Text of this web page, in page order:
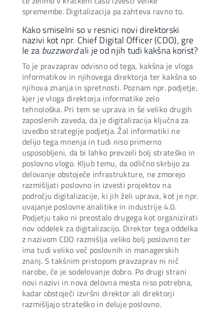
spremembe. Digitalizacija pa zahteva ravno to.
Kako smiselni so v resnici novi direktorski
nazivi kot npr. Chief Digital Officer (CDO), gre
le za buzzwordali je od njih tudi kakšna korist?
To je pravzaprav odvisno od tega, kakšna je vloga
informatikov in njihovega direktorja ter kakšna so
njihova znanja in spretnosti. Poznam npr. podjetje,
kjer je vloga direktorja informatike zelo
tehnološka. Pri tem se uprava in še veliko drugih
zaposlenih zaveda, da je digitalizacija ključna za
izvedbo strategije podjetja. Žal informatiki ne
delijo tega mnenja in tudi niso primerno
usposobljeni, da bi lahko prevzeli bolj strateško in
poslovno vlogo. Kljub temu, da odlično skrbijo za
delovanje obstoječe infrastrukture, ne zmorejo
razmišljati poslovno in izvesti projektov na
področju digitalizacije, ki jih želi uprava, kot je npr.
uvajanje poslovne analitike in industrije 4.0.
Podjetju tako ni preostalo drugega kot organizirati
nov oddelek za digitalizacijo. Direktor tega oddelka
z nazivom CDO razmišlja veliko bolj poslovno ter
ima tudi veliko več poslovnih in managerskih
znanj. S takšnim pristopom pravzaprav ni nič
narobe, če je sodelovanje dobro. Po drugi strani
novi nazivi in nova delovna mesta niso potrebna,
kadar obstoječi izvršni direktor ali direktorji
razmišljajo strateško in deluje poslovno.